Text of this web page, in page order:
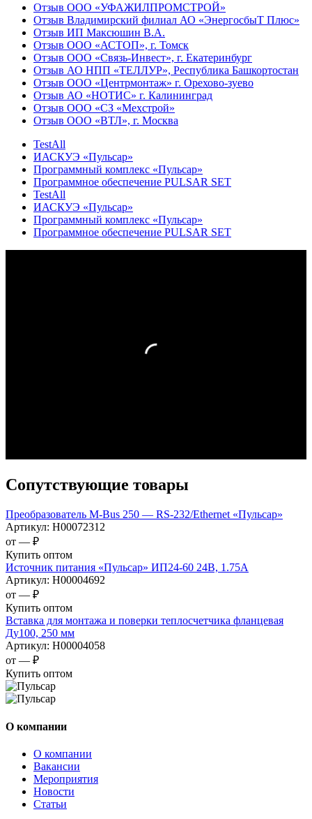
Отзыв ООО «УФАЖИЛПРОМСТРОЙ»
Отзыв Владимирский филиал АО «ЭнергосбыТ Плюс»
Отзыв ИП Максюшин В.А.
Отзыв ООО «АСТОП», г. Томск
Отзыв ООО «Связь-Инвест», г. Екатеринбург
Отзыв АО НПП «ТЕЛЛУР», Республика Башкортостан
Отзыв ООО «Центрмонтаж» г. Орехово-зуево
Отзыв АО «НОТИС» г. Калининград
Отзыв ООО «СЗ «Мехстрой»
Отзыв ООО «ВТЛ», г. Москва
TestAll
ИАСКУЭ «Пульсар»
Программный комплекс «Пульсар»
Программное обеспечение PULSAR SET
TestAll
ИАСКУЭ «Пульсар»
Программный комплекс «Пульсар»
Программное обеспечение PULSAR SET
Сопутствующие товары
Преобразователь M-Bus 250 — RS-232/Ethernet «Пульсар»
Артикул: Н00072312
от — ₽
Купить оптом
Источник питания «Пульсар» ИП24-60 24В, 1.75А
Артикул: Н00004692
от — ₽
Купить оптом
Вставка для монтажа и поверки теплосчетчика фланцевая
Ду100, 250 мм
Артикул: Н00004058
от — ₽
Купить оптом
О компании
О компании
Вакансии
Мероприятия
Новости
Статьи